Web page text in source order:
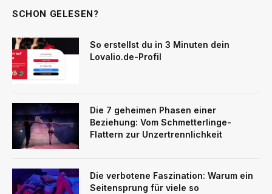
SCHON GELESEN?
So erstellst du in 3 Minuten dein
Lovalio.de-Profil
Die 7 geheimen Phasen einer
Beziehung: Vom Schmetterlinge-
Flattern zur Unzertrennlichkeit
Die verbotene Faszination: Warum ein
Seitensprung für viele so